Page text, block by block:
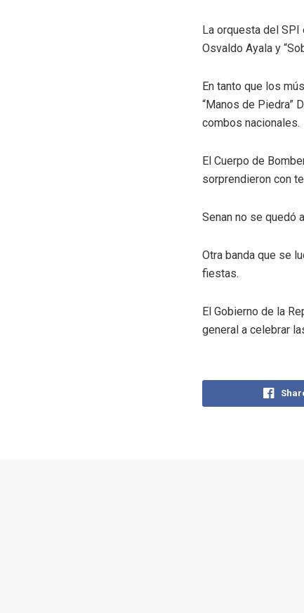
La orquesta del SPI
Osvaldo Ayala y
En tanto que los
“Manos de Piedra”
combos nacionales.
El Cuerpo de
sorprendieron con
Senan no se quedó
Otra banda que se
fiestas.
El Gobierno de la
general a celebrar